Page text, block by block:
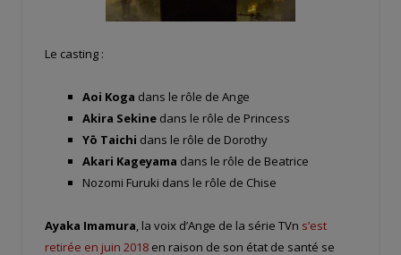
Le casting :
Aoi Koga dans le rôle de Ange
Akira Sekine dans le rôle de Princess
Yō Taichi dans le rôle de Dorothy
Akari Kageyama dans le rôle de Beatrice
Nozomi Furuki dans le rôle de Chise
Ayaka Imamura, la voix d’Ange de la série TVn s’est
retirée en juin 2018 en raison de son état de santé se